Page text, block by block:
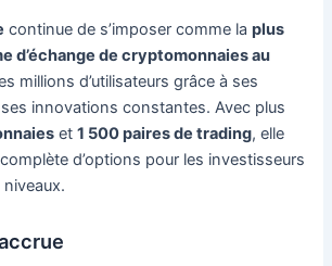
continue de s’imposer comme laplus
d’échange de cryptomonnaies au
millions d’utilisateurs grâce à ses
innovations constantes. Avec plus
et1 500 paires de trading, elle
d’options pour les investisseurs